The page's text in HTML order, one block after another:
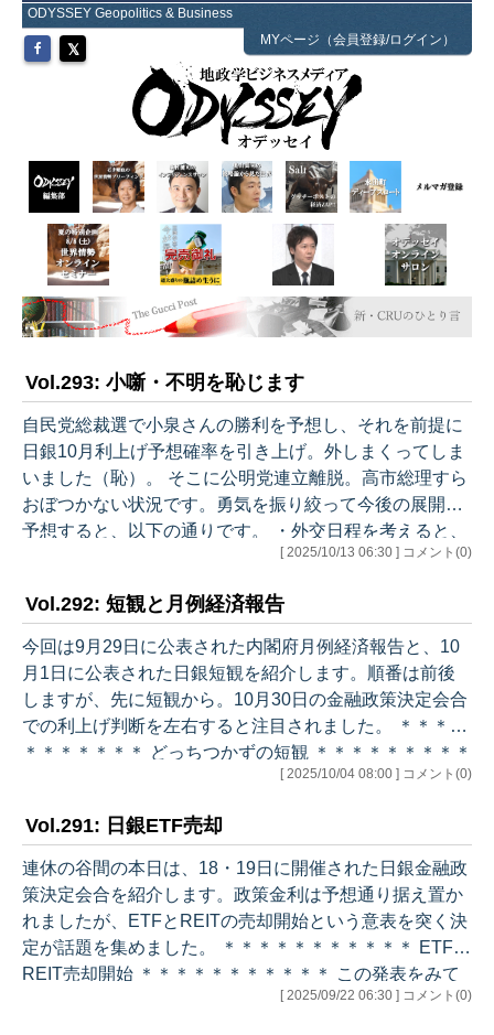
ODYSSEY Geopolitics & Business
MYページ（会員登録/ログイン）
Vol.293: 小噺・不明を恥じます
自民党総裁選で小泉さんの勝利を予想し、それを前提に
日銀10月利上げ予想確率を引き上げ。外しまくってしま
いました（恥）。 そこに公明党連立離脱。高市総理すら
おぼつかない状況です。勇気を振り絞って今後の展開を
予想すると、以下の通りです。 ・外交日程を考えると、
22日頃には総理を決める必要があります。そこまでに野
である自民の高市さんが総理に選ばれると考える方が、
現実的と思います。 ・自民は国民民主に一段と接近する
と思います。ただ、連合は連立入りに反対。また、自民
と国民民主だけでは衆議院で過半数に届きません。他
方、公明は予算や個々の法案に関し全て…
[ 2025/10/13 06:30 ] コメント(0)
Vol.292: 短観と月例経済報告
今回は9月29日に公表された内閣府月例経済報告と、10
月1日に公表された日銀短観を紹介します。順番は前後
しますが、先に短観から。10月30日の金融政策決定会合
での利上げ判断を左右すると注目されました。 ＊＊＊＊
＊＊＊＊＊＊＊ どっちつかずの短観 ＊＊＊＊＊＊＊＊＊
コミの意見も、「これで10月利上げ」説と「12月まで待
つ」説に分かれます。 私は関税の影響や来年の春闘の帰
趨を見極めるには12月まで待つ方がベターと思います。
ただ、既に2人の審議委員が9月に利上げを提案し、別の
審議委員までが講演…
[ 2025/10/04 08:00 ] コメント(0)
Vol.291: 日銀ETF売却
連休の谷間の本日は、18・19日に開催された日銀金融政
策決定会合を紹介します。政策金利は予想通り据え置か
れましたが、ETFとREITの売却開始という意表を突く決
定が話題を集めました。 ＊＊＊＊＊＊＊＊＊＊＊ ETF・
REIT売却開始 ＊＊＊＊＊＊＊＊＊＊＊ この発表をみて
「しくじった」と思いました。9月8日に氷見野副総裁講
[ 2025/09/22 06:30 ] コメント(0)